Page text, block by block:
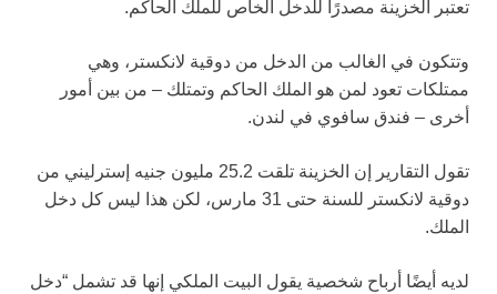
تعتبر الخزينة مصدرًا للدخل الخاص للملك الحاكم.
وتتكون في الغالب من الدخل من دوقية لانكستر، وهي
ممتلكات تعود لمن هو الملك الحاكم وتمتلك – من بين أمور
أخرى – فندق سافوي في لندن.
تقول التقارير إن الخزينة تلقت 25.2 مليون جنيه إسترليني من
دوقية لانكستر للسنة حتى 31 مارس، لكن هذا ليس كل دخل
الملك.
لديه أيضًا أرباح شخصية يقول البيت الملكي إنها قد تشمل “دخل